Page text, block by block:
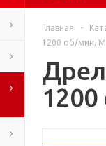
Главная -
1200 об/мин,